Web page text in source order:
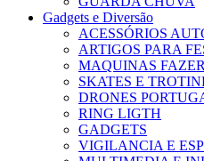
Gadgets e Diversão
ACESSÓRIOS
ARTIGOS PARA
MAQUINAS
SKATES E
DRONES
RING LIGTH
GADGETS
VIGILANCIA E